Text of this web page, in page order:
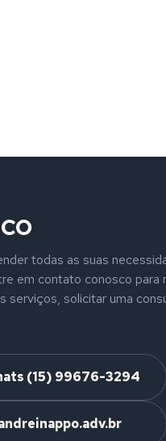
todas as suas
em contato conosco para
serviços, solicitar uma
(15) 99676-3294